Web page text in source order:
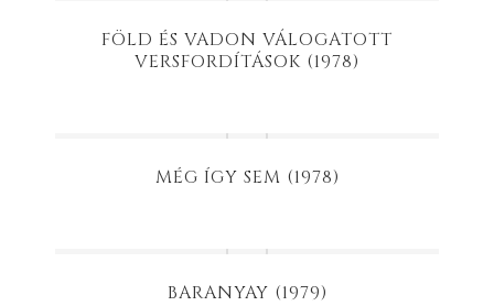
FÖLD ÉS VADON VÁLOGATOTT
VERSFORDÍTÁSOK (1978)
MÉG ÍGY SEM (1978)
BARANYAY (1979)